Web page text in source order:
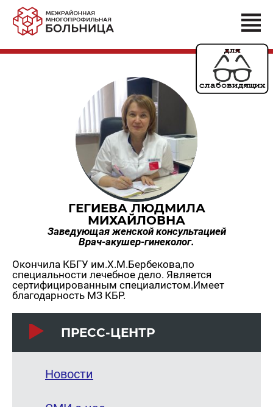
ГЕГИЕВА ЛЮДМИЛА
МИХАЙЛОВНА
Заведующая женской консультацией
Врач-акушер-гинеколог.
Окончила КБГУ им.Х.М.Бербекова,по
специальности лечебное дело. Является
сертифицированным специалистом.Имеет
благодарность МЗ КБР.
ПРЕСС-ЦЕНТР
Новости